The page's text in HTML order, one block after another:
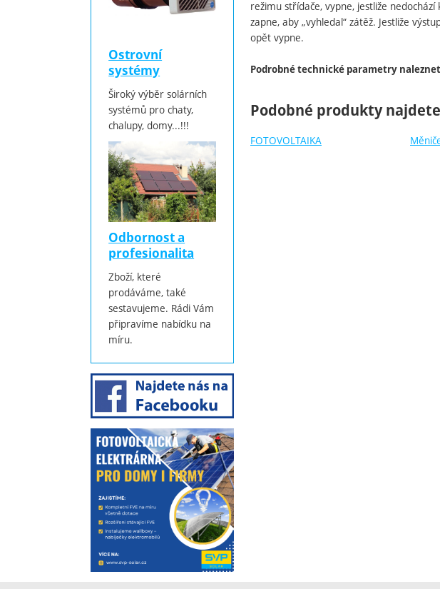
režimu střídače, vypne, jestliže
zapne, aby „vyhledal“ zátěž. Jestliže
opět vypne.
Podrobné technické parametry
Podobné produkty
FOTOVOLTAIKA
Ostrovní
systémy
Široký výběr solárních
systémů pro chaty,
chalupy, domy...!!!
Odbornost a
profesionalita
Zboží, které
prodáváme, také
sestavujeme. Rádi Vám
připravíme nabídku na
míru.